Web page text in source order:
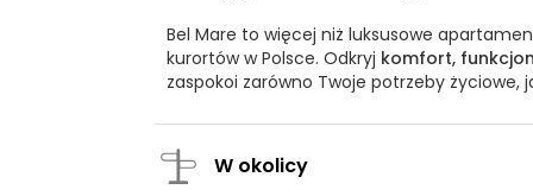
Bel Mare to więcej niż luksusowe
kurortów w Polsce. Odkryj komfort,
zaspokoi zarówno Twoje potrzeby życiowe,
W okolicy